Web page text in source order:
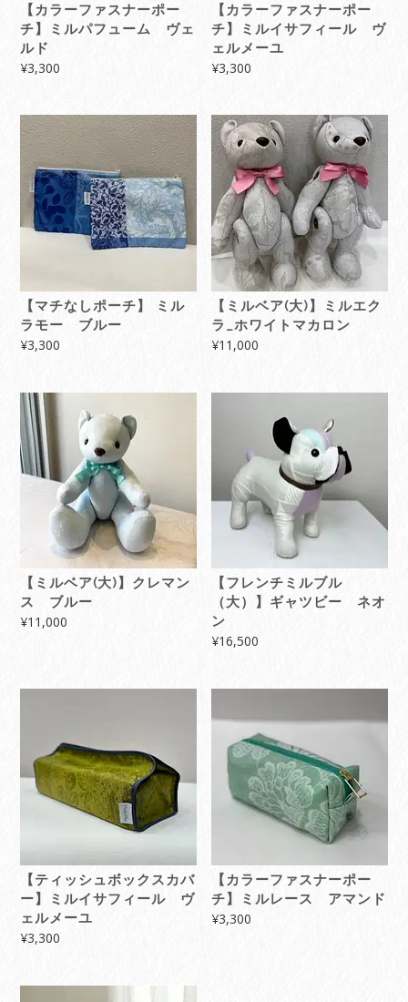
【カラーファスナーポー
チ】ミルパフューム ヴェ
ルド
¥3,300
【カラーファスナーポー
チ】ミルイサフィール ヴ
ェルメーユ
¥3,300
【マチなしポーチ】 ミル
ラモー ブルー
¥3,300
【ミルベア(大)】ミルエク
ラ_ホワイトマカロン
¥11,000
【ミルベア(大)】クレマン
ス ブルー
¥11,000
【フレンチミルブル
（大）】ギャツビー ネオ
ン
¥16,500
【ティッシュボックスカバ
ー】ミルイサフィール ヴ
ェルメーユ
¥3,300
【カラーファスナーポー
チ】ミルレース アマンド
¥3,300